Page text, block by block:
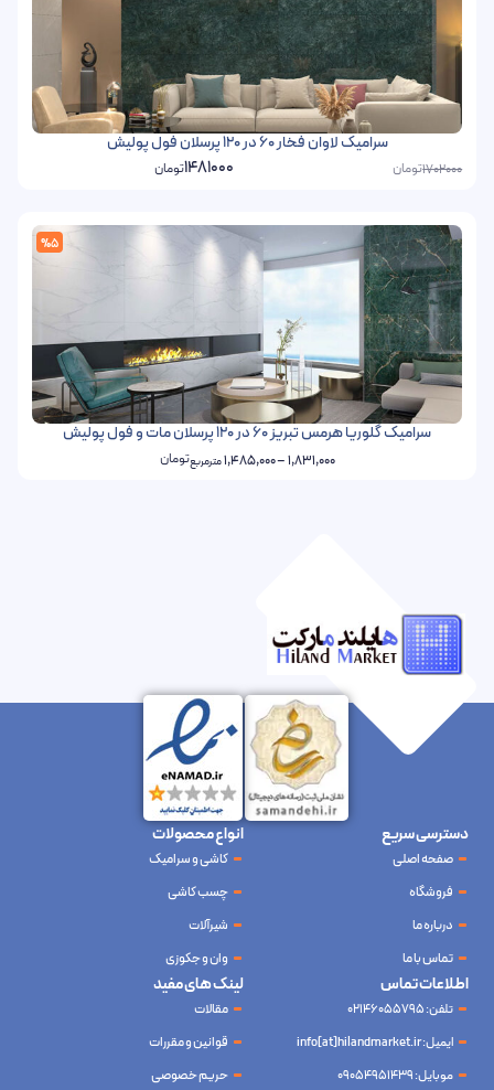
سرامیک لاوان فخار 60 در 120 پرسلان فول پولیش
1702000تومان 1481000تومان
%5
سرامیک گلوریا هرمس تبریز 60 در 120 پرسلان مات و فول پولیش
1,831,000
–
1,485,000مترمربعتومان
دسترسی سریع
صفحه اصلی
فروشگاه
درباره ما
تماس با ما
انواع محصولات
کاشی و سرامیک
چسب کاشی
شیرآلات
وان و جکوزی
لینک های مفید
مقالات
قوانین و مقررات
حریم خصوصی
اطلاعات تماس
تلفن: 02146055795
ایمیل: info[at]hilandmarket.ir
موبایل: 09054951439